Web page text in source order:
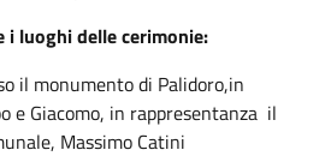
i luoghi delle cerimonie:
il monumento di Palidoro,in
e Giacomo, in rappresentanza il
Massimo Catini